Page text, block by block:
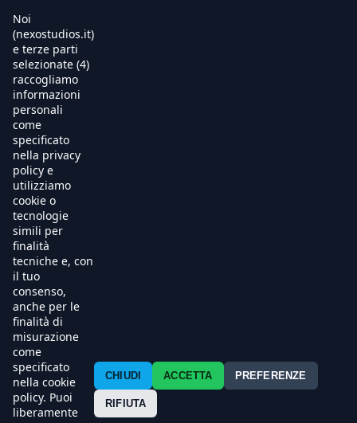
Contatti
Noi
(nexostudios.it)
e terze parti
selezionate (4)
raccogliamo
informazioni
personali
come
specificato
nella privacy
policy e
utilizziamo
cookie o
tecnologie
simili per
finalità
tecniche e, con
il tuo
consenso,
anche per le
finalità di
misurazione
come
specificato
nella cookie
policy. Puoi
liberamente
CHIUDI ACCETTA PREFERENZE
RIFIUTA